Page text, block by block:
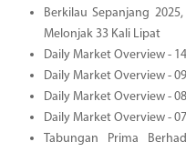
Berkilau Sepanjang
Melonjak 33 Kali Lipat
Daily Market Overview -
Daily Market Overview -
Daily Market Overview -
Daily Market Overview -
Tabungan Prima